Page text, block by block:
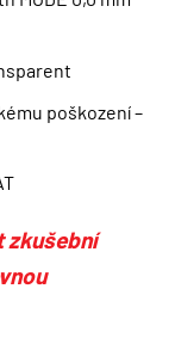
poškození –
zkušební